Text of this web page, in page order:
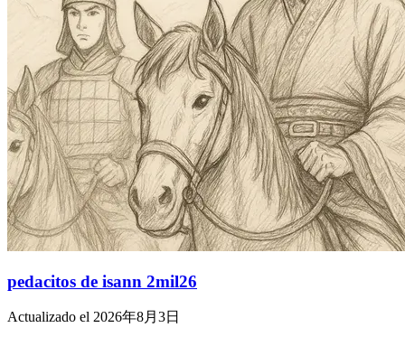
pedacitos de isann 2mil26
Actualizado el 2026年8月3日